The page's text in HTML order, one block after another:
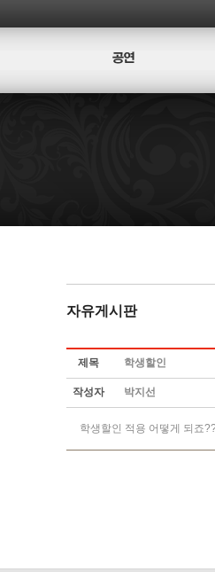
자유게시판
제목 학생할인
작성자 박지선
학생할인 적용 어떻게 되죠